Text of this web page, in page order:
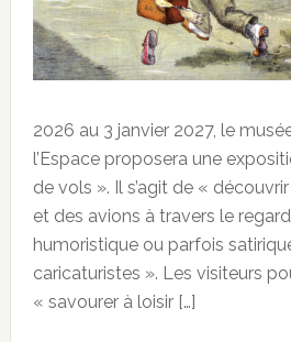
2026 au 3 janvier 2027, le
l’Espace proposera une
de vols ». Il s’agit de «
et des avions à travers le
humoristique ou parfois
caricaturistes ». Les visiteurs
« savourer à loisir […]